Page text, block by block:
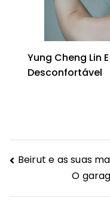
Yung Cheng Lin
Desconfortável
Navegação
Beirut e as suas
O